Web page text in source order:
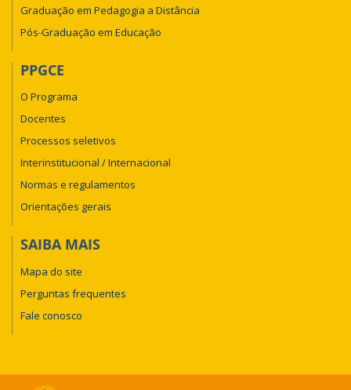
Graduação em Pedagogia a Distância
Pós-Graduação em Educação
PPGCE
O Programa
Docentes
Processos seletivos
Interinstitucional / Internacional
Normas e regulamentos
Orientações gerais
SAIBA MAIS
Mapa do site
Perguntas frequentes
Fale conosco